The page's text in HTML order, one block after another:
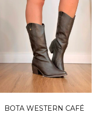
BOTA WESTERN CAFÉ